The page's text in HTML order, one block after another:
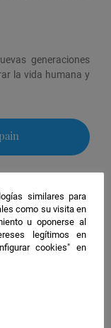
generaciones
la vida humana y
similares para
como su visita en
u oponerse al
legítimos en
cookies" en